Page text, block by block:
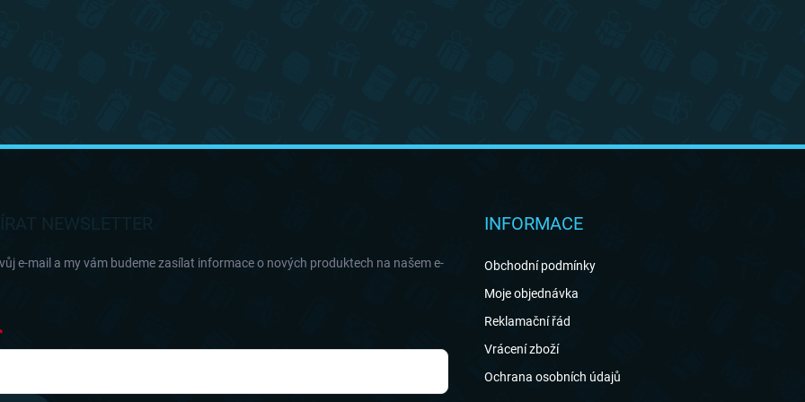
NEWSLETTER
e-mail a my vám budeme zasílat informace o nových produktech na našem e-
INFORMACE
Obchodní podmínky
Moje objednávka
Reklamační řád
Vrácení zboží
Ochrana osobních údajů